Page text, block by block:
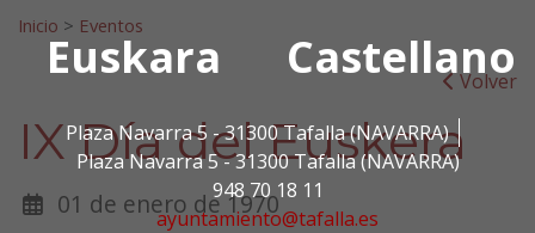
Euskara Castellano
Plaza Navarra 5 - 31300 Tafalla (NAVARRA)
Plaza Navarra 5 - 31300 Tafalla (NAVARRA)
948 70 18 11
ayuntamiento@tafalla.es
Search for:
Inicio > Eventos
Volver
IX Día del Euskera
01 de enero de 1970